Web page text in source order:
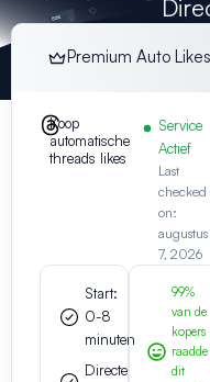
Premium Auto Likes
Koop
automatische
threads likes
Service
Actief
Last
checked
on:
augustus
7, 2026
Start:
0-8
minuten
Directe
99%
van de
kopers
raadde
dit